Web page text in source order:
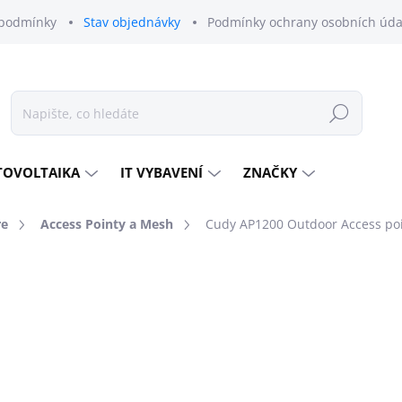
Stav objednávky Podmínky ochrany osobních
Hledat
IT VYBAVENÍ ZNAČKY
Access Pointy a Mesh Cudy AP1200 Outdoor Access